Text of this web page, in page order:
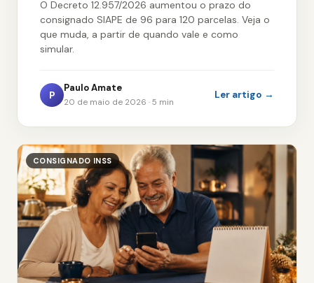
Prestamista
Painel Solar
O Decreto 12.957/2026 aumentou o prazo do
consignado SIAPE de 96 para 120 parcelas. Veja o
que muda, a partir de quando vale e como
simular.
P
Paulo Amate
20 de maio de 2026 · 5 min
Ler artigo →
CONSIGNADO INSS